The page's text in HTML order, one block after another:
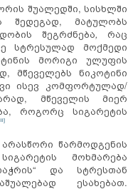
შუალედში, სისხლში
შედეგად, მატულობს
შეგრძნება, რაც
სტრესულად მოქმედი
მორიგი ულუფის
მწეველებს ნიკოტინი
ისევ კომფორტულად/
მწეველის მიერ
როგორც სიგარეტის
წარმოდგენის
მოხმარება
და სტრესთან
ესახებათ.